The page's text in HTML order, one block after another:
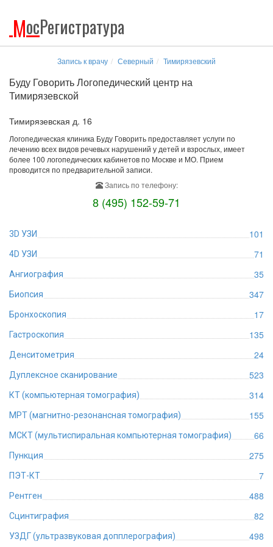
МосРегистратура
Запись к врачу Северный Тимирязевский
Буду Говорить Логопедический центр на
Тимирязевской
Тимирязевская д. 16
Логопедическая клиника Буду Говорить предоставляет услуги по
лечению всех видов речевых нарушений у детей и взрослых, имеет
более 100 логопедических кабинетов по Москве и МО. Прием
проводится по предварительной записи.
Запись по телефону:
8 (495) 152-59-71
3D УЗИ 101
4D УЗИ 71
Ангиография 35
Биопсия 347
Бронхоскопия 17
Гастроскопия 135
Денситометрия 24
Дуплексное сканирование 523
КТ (компьютерная томография) 314
МРТ (магнитно-резонансная томография) 155
МСКТ (мультиспиральная компьютерная томография) 66
Пункция 275
ПЭТ-КТ 7
Рентген 488
Сцинтиграфия 82
УЗДГ (ультразвуковая допплерография) 498